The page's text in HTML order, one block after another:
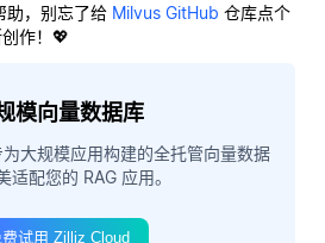
助，别忘了给 Milvus GitHub 仓库点个
作！💖
模向量数据库
大规模应用构建的全托管向量数据
适配您的 RAG 应用。
试用 Zilliz Cloud